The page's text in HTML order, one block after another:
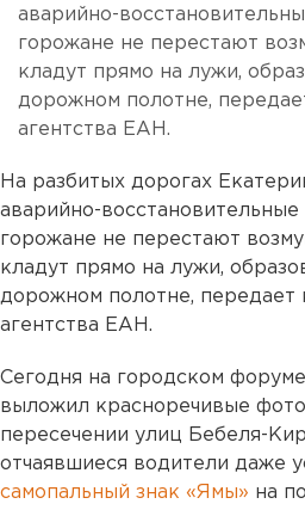
аварийно-
горожане не перестают
кладут прямо на лужи,
дорожном полотне,
агентства ЕАН.
На разбитых дорогах
аварийно-
горожане не перестают
кладут прямо на лужи,
дорожном полотне, передает
агентства ЕАН.
Сегодня на городском
выложил красноречивые
пересечении улиц Бебеля-
отчаявшиеся водители даже
самопальный знак «Ямы» на